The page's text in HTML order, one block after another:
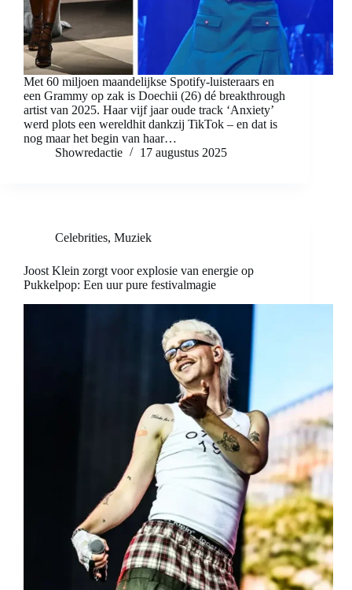
Met 60 miljoen maandelijkse Spotify-luisteraars en
een Grammy op zak is Doechii (26) dé breakthrough
artist van 2025. Haar vijf jaar oude track ‘Anxiety’
werd plots een wereldhit dankzij TikTok – en dat is
nog maar het begin van haar…
Showredactie
17 augustus 2025
Celebrities, Muziek
Joost Klein zorgt voor explosie van energie op
Pukkelpop: Een uur pure festivalmagie